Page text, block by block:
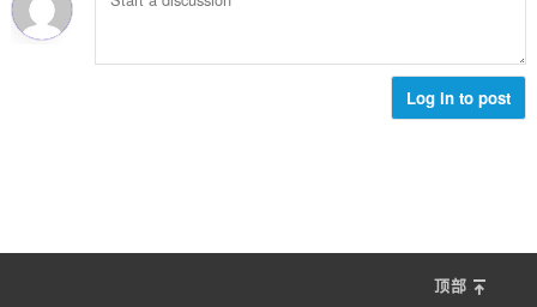
Log in to post
顶部